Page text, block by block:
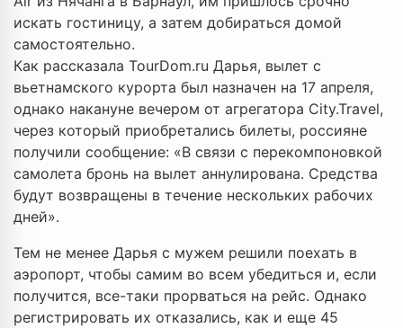
искать гостиницу, а затем добираться домой
самостоятельно.
Как рассказала TourDom.ru Дарья, вылет с
вьетнамского курорта был назначен на 17 апреля,
однако накануне вечером от агрегатора City.Travel,
через который приобретались билеты, россияне
получили сообщение: «В связи с перекомпоновкой
самолета бронь на вылет аннулирована. Средства
будут возвращены в течение нескольких рабочих
дней».
Тем не менее Дарья с мужем решили поехать в
аэропорт, чтобы самим во всем убедиться и, если
получится, все-таки прорваться на рейс. Однако
регистрировать их отказались, как и еще 45